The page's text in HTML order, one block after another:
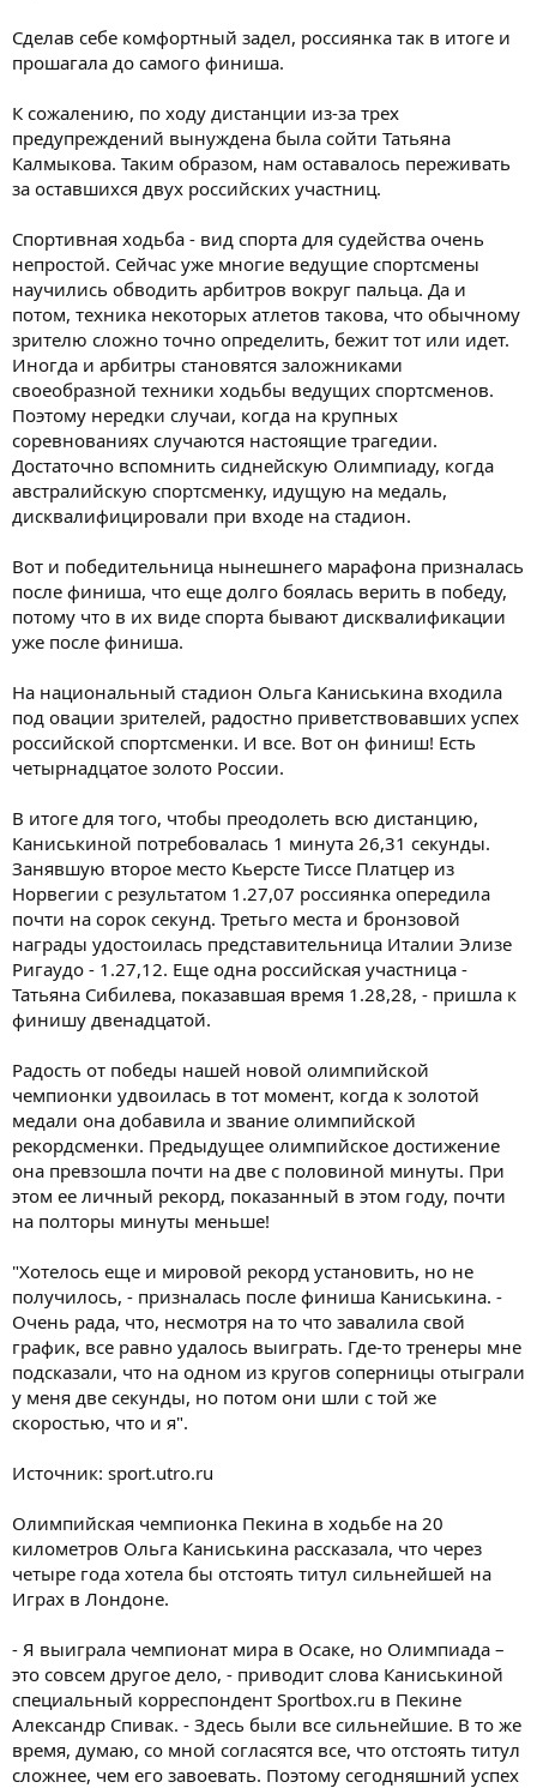
Сделав себе комфортный задел, россиянка так в итоге и
прошагала до самого финиша.
К сожалению, по ходу дистанции из-за трех
предупреждений вынуждена была сойти Татьяна
Калмыкова. Таким образом, нам оставалось переживать
за оставшихся двух российских участниц.
Спортивная ходьба - вид спорта для судейства очень
непростой. Сейчас уже многие ведущие спортсмены
научились обводить арбитров вокруг пальца. Да и
потом, техника некоторых атлетов такова, что обычному
зрителю сложно точно определить, бежит тот или идет.
Иногда и арбитры становятся заложниками
своеобразной техники ходьбы ведущих спортсменов.
Поэтому нередки случаи, когда на крупных
соревнованиях случаются настоящие трагедии.
Достаточно вспомнить сиднейскую Олимпиаду, когда
австралийскую спортсменку, идущую на медаль,
дисквалифицировали при входе на стадион.
Вот и победительница нынешнего марафона призналась
после финиша, что еще долго боялась верить в победу,
потому что в их виде спорта бывают дисквалификации
уже после финиша.
На национальный стадион Ольга Каниськина входила
под овации зрителей, радостно приветствовавших успех
российской спортсменки. И все. Вот он финиш! Есть
четырнадцатое золото России.
В итоге для того, чтобы преодолеть всю дистанцию,
Каниськиной потребовалась 1 минута 26,31 секунды.
Занявшую второе место Кьерсте Тиссе Платцер из
Норвегии с результатом 1.27,07 россиянка опередила
почти на сорок секунд. Третьго места и бронзовой
награды удостоилась представительница Италии Элизе
Ригаудо - 1.27,12. Еще одна российская участница -
Татьяна Сибилева, показавшая время 1.28,28, - пришла к
финишу двенадцатой.
Радость от победы нашей новой олимпийской
чемпионки удвоилась в тот момент, когда к золотой
медали она добавила и звание олимпийской
рекордсменки. Предыдущее олимпийское достижение
она превзошла почти на две с половиной минуты. При
этом ее личный рекорд, показанный в этом году, почти
на полторы минуты меньше!
"Хотелось еще и мировой рекорд установить, но не
получилось, - призналась после финиша Каниськина. -
Очень рада, что, несмотря на то что завалила свой
график, все равно удалось выиграть. Где-то тренеры мне
подсказали, что на одном из кругов соперницы отыграли
у меня две секунды, но потом они шли с той же
скоростью, что и я".
Источник: sport.utro.ru
Олимпийская чемпионка Пекина в ходьбе на 20
километров Ольга Каниськина рассказала, что через
четыре года хотела бы отстоять титул сильнейшей на
Играх в Лондоне.
- Я выиграла чемпионат мира в Осаке, но Олимпиада –
это совсем другое дело, - приводит слова Каниськиной
специальный корреспондент Sportbox.ru в Пекине
Александр Спивак. - Здесь были все сильнейшие. В то же
время, думаю, со мной согласятся все, что отстоять титул
сложнее, чем его завоевать. Поэтому сегодняшний успех